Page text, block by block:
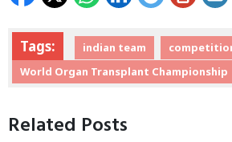
Tags: indian team
World Organ Transplant Championship
Related Posts